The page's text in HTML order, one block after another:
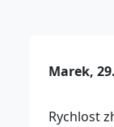
Marek,
Rychlost